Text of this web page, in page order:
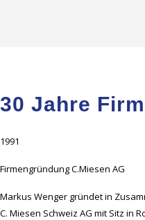
30 Jahre
1991
Firmengründung C.Miesen AG
Markus Wenger gründet in
C. Miesen Schweiz AG mit Sitz in